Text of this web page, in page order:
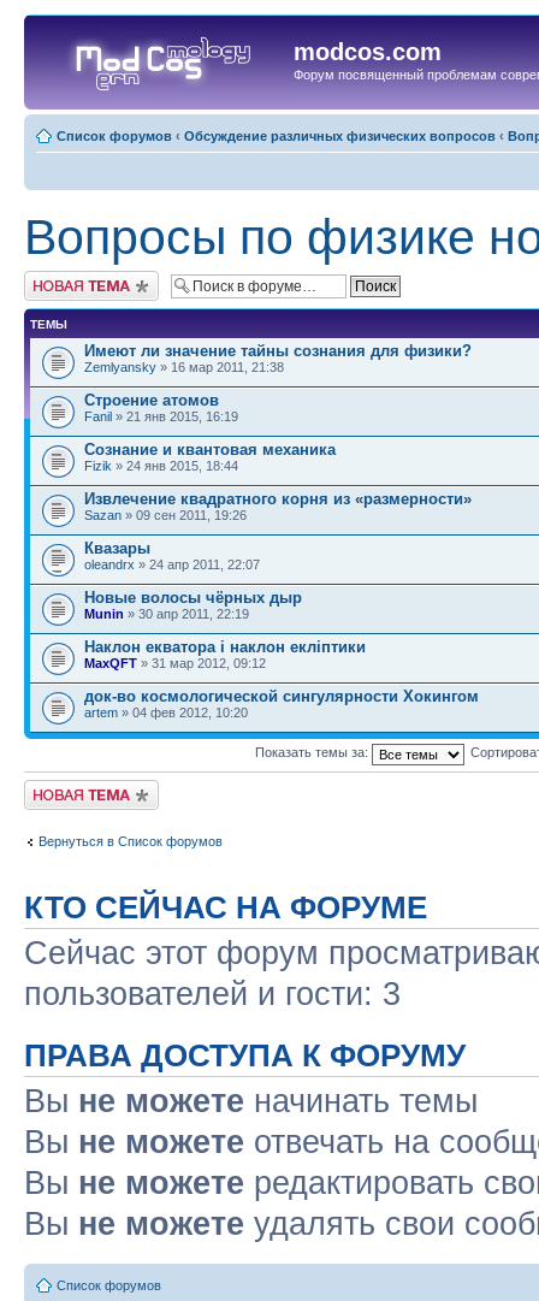
modcos.com
Форум посвященный проблемам
Список форумов ‹ Обсуждение различных физических вопросов ‹
Вопросы по физике
Начать новую тему
ТЕМЫ
Имеют ли значение тайны сознания для физики?
Zemlyansky » 16 мар 2011, 21:38
Строение атомов
Fanil » 21 янв 2015, 16:19
Сознание и квантовая механика
Fizik » 24 янв 2015, 18:44
Извлечение квадратного корня из «размерности»
Sazan » 09 сен 2011, 19:26
Квазары
oleandrx » 24 апр 2011, 22:07
Новые волосы чёрных дыр
Munin » 30 апр 2011, 22:19
Наклон екватора і наклон екліптики
MaxQFT » 31 мар 2012, 09:12
док-во космологической сингулярности Хокингом
artem » 04 фев 2012, 10:20
Показать темы за:
Начать новую тему
Вернуться в Список форумов
КТО СЕЙЧАС НА ФОРУМЕ
Сейчас этот форум
пользователей и гости: 3
ПРАВА ДОСТУПА К ФОРУМУ
Вы не можете начинать темы
Вы не можете отвечать на
Вы не можете редактировать
Вы не можете удалять свои
Список форумов